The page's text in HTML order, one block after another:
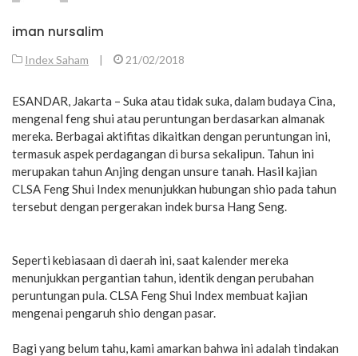
iman nursalim
Index Saham | 21/02/2018
ESANDAR, Jakarta – Suka atau tidak suka, dalam budaya Cina,
mengenal feng shui atau peruntungan berdasarkan almanak
mereka. Berbagai aktifitas dikaitkan dengan peruntungan ini,
termasuk aspek perdagangan di bursa sekalipun. Tahun ini
merupakan tahun Anjing dengan unsure tanah. Hasil kajian
CLSA Feng Shui Index menunjukkan hubungan shio pada tahun
tersebut dengan pergerakan indek bursa Hang Seng.
Seperti kebiasaan di daerah ini, saat kalender mereka
menunjukkan pergantian tahun, identik dengan perubahan
peruntungan pula. CLSA Feng Shui Index membuat kajian
mengenai pengaruh shio dengan pasar.
Bagi yang belum tahu, kami amarkan bahwa ini adalah tindakan